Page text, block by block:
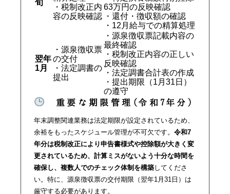
旬
・税制改正内
容の反映確認
63万円の反映確認
・還付・徴収額の確認
・12月給与での精算処理
翌年
1月
・源泉徴収票
の交付
・法定調書の
提出
・源泉徴収票記載内容の
最終確認
・税制改正内容の正しい
反映確認
・法定調書合計表の作成
・提出期限（1月31日）
の遵守
重要な期限管理(令和7年分)
年末調整関連業務は法定期限が設定されているため、
余裕をもったスケジュール管理が不可欠です。 令和7
年分は税制改正により申告書様式や控除額が大きく変
更されているため、計算ミスがないよう十分な時間を
確保し、複数人でのチェック体制を構築してくださ
い。特に、源泉徴収票の交付期限（翌年1月31日）は
厳守する必要があります。